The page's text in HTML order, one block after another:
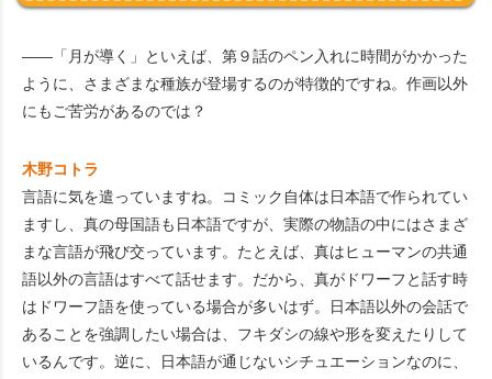
――「月が導く」といえば、第９話のペン入れに時間がかかった
ように、さまざまな種族が登場するのが特徴的ですね。作画以外
にもご苦労があるのでは？
木野コトラ
言語に気を遣っていますね。コミック自体は日本語で作られてい
ますし、真の母国語も日本語ですが、実際の物語の中にはさまざ
まな言語が飛び交っています。たとえば、真はヒューマンの共通
語以外の言語はすべて話せます。だから、真がドワーフと話す時
はドワーフ語を使っている場合が多いはず。日本語以外の会話で
あることを強調したい場合は、フキダシの線や形を変えたりして
いるんです。逆に、日本語が通じないシチュエーションなのに、